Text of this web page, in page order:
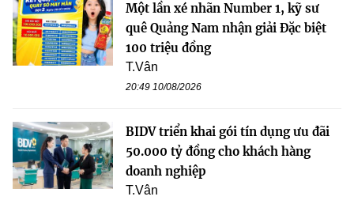
Một lần xé nhãn Number 1, kỹ sư
quê Quảng Nam nhận giải Đặc biệt
100 triệu đồng
T.Vân
20:49 10/08/2026
BIDV triển khai gói tín dụng ưu đãi
50.000 tỷ đồng cho khách hàng
doanh nghiệp
T.Vân